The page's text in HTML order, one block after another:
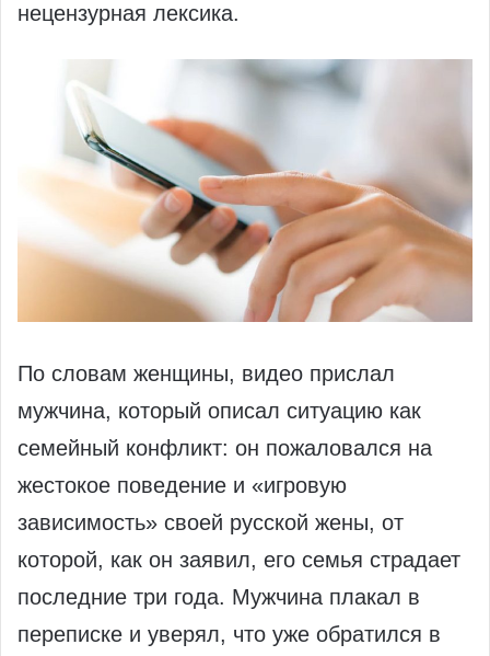
нецензурная лексика.
По словам женщины, видео прислал
мужчина, который описал ситуацию как
семейный конфликт: он пожаловался на
жестокое поведение и «игровую
зависимость» своей русской жены, от
которой, как он заявил, его семья страдает
последние три года. Мужчина плакал в
переписке и уверял, что уже обратился в